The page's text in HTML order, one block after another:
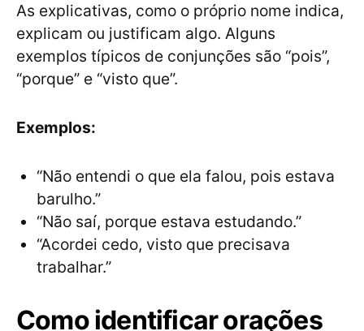
As explicativas, como o próprio nome indica,
explicam ou justificam algo. Alguns
exemplos típicos de conjunções são “pois”,
“porque” e “visto que”.
Exemplos:
“Não entendi o que ela falou, pois estava
barulho.”
“Não saí, porque estava estudando.”
“Acordei cedo, visto que precisava
trabalhar.”
Como identificar orações